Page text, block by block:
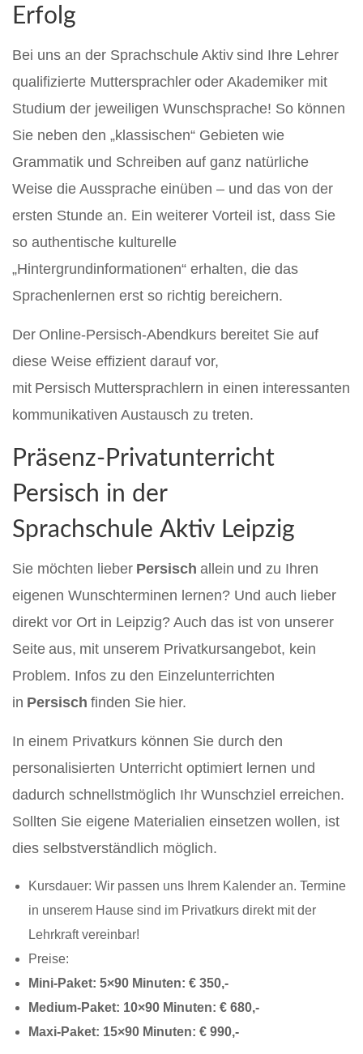
Erfolg
Bei uns an der Sprachschule Aktiv sind Ihre Lehrer
qualifizierte Muttersprachler oder Akademiker mit
Studium der jeweiligen Wunschsprache! So können
Sie neben den „klassischen“ Gebieten wie
Grammatik und Schreiben auf ganz natürliche
Weise die Aussprache einüben – und das von der
ersten Stunde an. Ein weiterer Vorteil ist, dass Sie
so authentische kulturelle
„Hintergrundinformationen“ erhalten, die das
Sprachenlernen erst so richtig bereichern.
Der Online-Persisch-Abendkurs bereitet Sie auf
diese Weise effizient darauf vor,
mit Persisch Muttersprachlern in einen interessanten
kommunikativen Austausch zu treten.
Präsenz-Privatunterricht
Persisch in der
Sprachschule Aktiv Leipzig
Sie möchten lieber Persisch allein und zu Ihren
eigenen Wunschterminen lernen? Und auch lieber
direkt vor Ort in Leipzig? Auch das ist von unserer
Seite aus, mit unserem Privatkursangebot, kein
Problem. Infos zu den Einzelunterrichten
in Persisch finden Sie hier.
In einem Privatkurs können Sie durch den
personalisierten Unterricht optimiert lernen und
dadurch schnellstmöglich Ihr Wunschziel erreichen.
Sollten Sie eigene Materialien einsetzen wollen, ist
dies selbstverständlich möglich.
Kursdauer: Wir passen uns Ihrem Kalender an. Termine
in unserem Hause sind im Privatkurs direkt mit der
Lehrkraft vereinbar!
Preise:
Mini-Paket: 5×90 Minuten: € 350,-
Medium-Paket: 10×90 Minuten: € 680,-
Maxi-Paket: 15×90 Minuten: € 990,-